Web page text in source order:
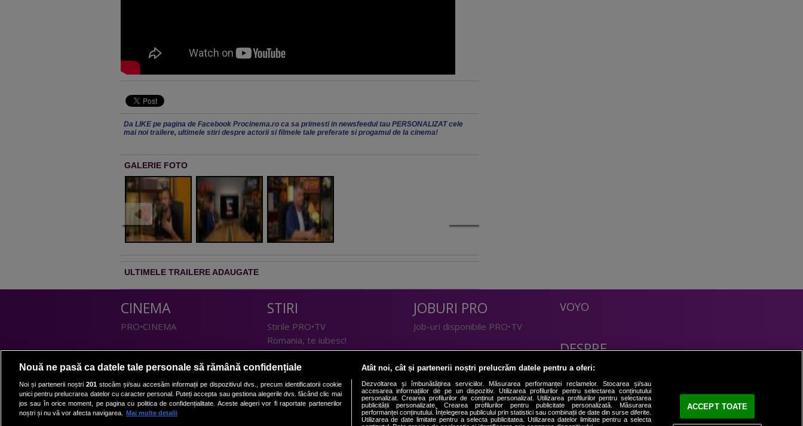
Da LIKE pe pagina de Facebook Procinema.ro ca sa primesti in newsfeedul tau PERSONALIZAT cele
mai noi trailere, ultimele stiri despre actorii si filmele tale preferate si progamul de la cinema!
GALERIE FOTO
ULTIMELE TRAILERE ADAUGATE
CINEMA
PRO•CINEMA
DIVERTISMENT
PRO•TV
Romanii au talent
Vocea Romaniei
STIRI
Stirile PRO•TV
Romania, te iubesc!
TEHNOLOGIE
I Like IT
JOBURI PRO
Job-uri disponibile PRO•TV
LIFESTYLE
Doctor de Bine
Acasă
Acasă Gold
VOYO
DESPRE
Politica Confidentialitate
Contact
Nouă ne pasă ca datele tale personale să rămână confidențiale
Noi și partenerii noștri 201stocăm și/sau accesăm informații pe dispozitivul dvs., precum identificatorii cookie
unici pentru prelucrarea datelor cu caracter personal. Puteți accepta sau gestiona alegerile dvs. făcând clic mai
jos sau în orice moment, pe pagina cu politica de confidențialitate. Aceste alegeri vor fi raportate partenerilor
noștri și nu vă vor afecta navigarea.
Mai multe detalii
Atât noi, cât și partenerii noștri prelucrăm datele pentru a oferi:
Dezvoltarea și îmbunătățirea serviciilor. Măsurarea performanței reclamelor. Stocarea și/sau
accesarea informațiilor de pe un dispozitiv. Utilizarea profilurilor pentru selectarea conținutului
personalizat. Crearea profilurilor de conținut personalizat. Utilizarea profilurilor pentru selectarea
publicității personalizate. Crearea profilurilor pentru publicitate personalizată. Măsurarea
performanței conținutului. Înțelegerea publicului prin statistici sau combinații de date din surse diferite.
Utilizarea de date limitate pentru a selecta publicitatea. Utilizarea datelor limitate pentru a selecta
ACCEPT TOATE